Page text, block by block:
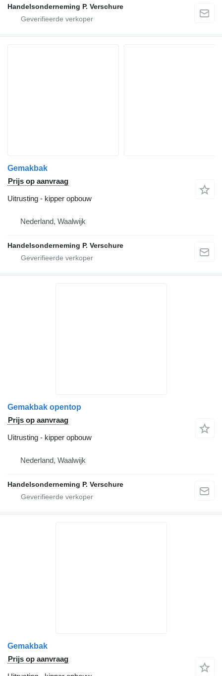
Handelsonderneming P. Verschure
Gemakbak
Prijs op aanvraag
Uitrusting - kipper opbouw
Nederland, Waalwijk
Handelsonderneming P. Verschure
Gemakbak opentop
Prijs op aanvraag
Uitrusting - kipper opbouw
Nederland, Waalwijk
Handelsonderneming P. Verschure
Gemakbak
Prijs op aanvraag